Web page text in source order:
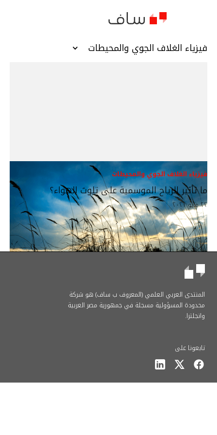
فيزياء الغلاف الجوي والمحيطات
فيزياء الغلاف الجوي والمحيطات
ما تأثير الرياح الموسمية على تلوث الهواء؟
٢٢ مايو ٢٠٢١
Next
المنتدى العربي العلمي (المعروف ب ساف) هو شركة
محدودة المسؤولية مسجلة في جمهورية مصر العربية
وانجلترا.
تابعونا على